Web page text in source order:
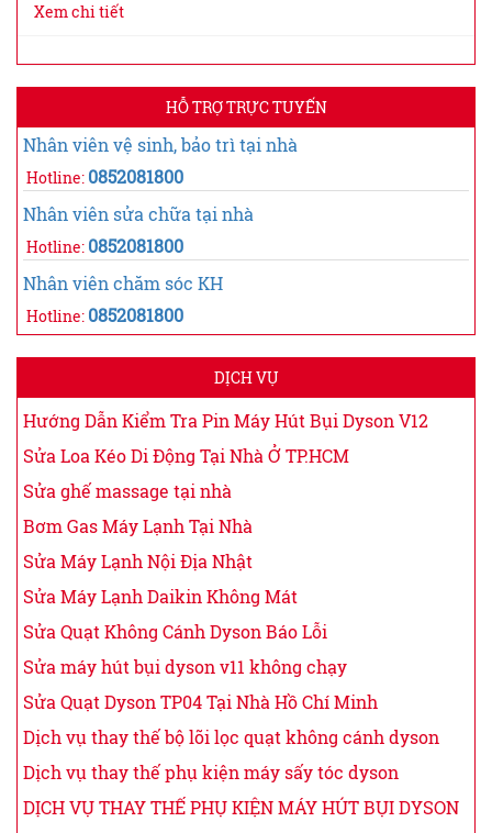
Xem chi tiết
HỖ TRỢ TRỰC TUYẾN
Nhân viên vệ sinh, bảo trì tại nhà
Hotline: 0852081800
Nhân viên sửa chữa tại nhà
Hotline: 0852081800
Nhân viên chăm sóc KH
Hotline: 0852081800
DỊCH VỤ
Hướng Dẫn Kiểm Tra Pin Máy Hút Bụi Dyson V12
Sửa Loa Kéo Di Động Tại Nhà Ở TP.HCM
Sửa ghế massage tại nhà
Bơm Gas Máy Lạnh Tại Nhà
Sửa Máy Lạnh Nội Địa Nhật
Sửa Máy Lạnh Daikin Không Mát
Sửa Quạt Không Cánh Dyson Báo Lỗi
Sửa máy hút bụi dyson v11 không chạy
Sửa Quạt Dyson TP04 Tại Nhà Hồ Chí Minh
Dịch vụ thay thế bộ lõi lọc quạt không cánh dyson
Dịch vụ thay thế phụ kiện máy sấy tóc dyson
DỊCH VỤ THAY THẾ PHỤ KIỆN MÁY HÚT BỤI DYSON